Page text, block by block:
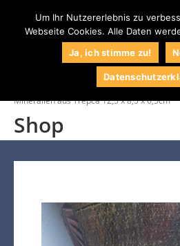
Findlinge /
Mineralien aus Trepca 12,5 x 8,5 x 6,5cm
Shop
Um Ihr Nutzererlebnis zu
Webseite Cookies. Alle Daten
Ja, ich stimme zu!